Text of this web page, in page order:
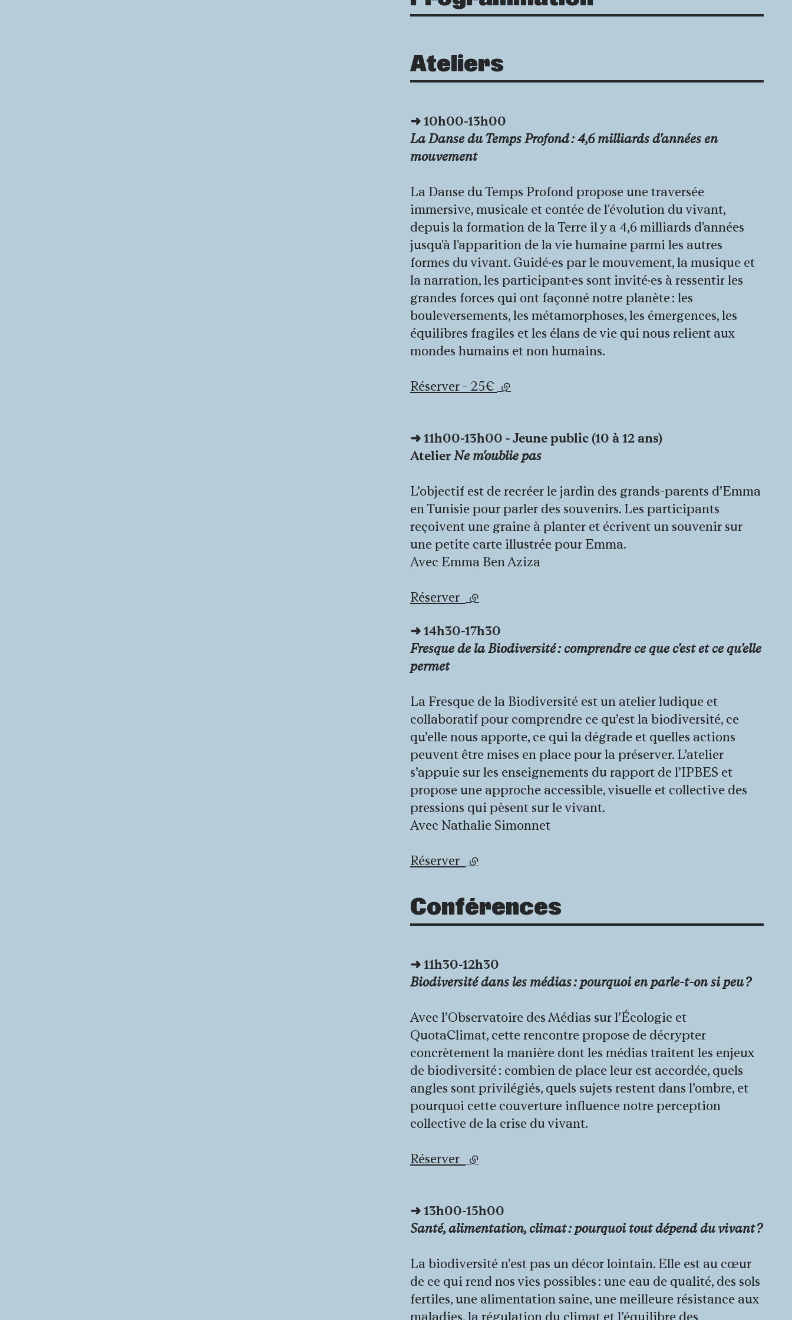
Ateliers
➜10h00-13h00
La Danse du Temps Profond : 4,6 milliards d'années en
mouvement
La Danse du Temps Profond propose une traversée
immersive, musicale et contée de l'évolution du vivant,
depuis la formation de la Terre il y a 4,6 milliards d'années
jusqu'à l'apparition de la vie humaine parmi les autres
formes du vivant. Guidé·es par le mouvement, la musique et
la narration, les participant·es sont invité·es à ressentir les
grandes forces qui ont façonné notre planète : les
bouleversements, les métamorphoses, les émergences, les
équilibres fragiles et les élans de vie qui nous relient aux
mondes humains et non humains.
Réserver - 25€ (lien externe)
➜11h00-13h00 -Jeune public (10 à 12 ans)
AtelierNe m'oublie pas
L’objectif est de recréer le jardin des grands-parents d’Emma
en Tunisie pour parler des souvenirs. Les participants
reçoivent une graine à planter et écrivent un souvenir sur
une petite carte illustrée pour Emma.
Avec Emma Ben Aziza
Réserver (lien externe)
➜14h30-17h30
Fresque de la Biodiversité : comprendre ce que c'est et ce qu'elle
permet
La Fresque de la Biodiversité est un atelier ludique et
collaboratif pour comprendre ce qu’est la biodiversité, ce
qu’elle nous apporte, ce qui la dégrade et quelles actions
peuvent être mises en place pour la préserver. L’atelier
s’appuie sur les enseignements du rapport de l’IPBES et
propose une approche accessible, visuelle et collective des
pressions qui pèsent sur le vivant.
Avec Nathalie Simonnet
Réserver (lien externe)
Conférences
➜11h30-12h30
Biodiversité dans les médias : pourquoi en parle-t-on si peu ?
Avec l’Observatoire des Médias sur l’Écologie et
QuotaClimat, cette rencontre propose de décrypter
concrètement la manière dont les médias traitent les enjeux
de biodiversité : combien de place leur est accordée, quels
angles sont privilégiés, quels sujets restent dans l’ombre, et
pourquoi cette couverture influence notre perception
collective de la crise du vivant.
Réserver (lien externe)
➜13h00-15h00
Santé, alimentation, climat : pourquoi tout dépend du vivant ?
La biodiversité n’est pas un décor lointain. Elle est au cœur
de ce qui rend nos vies possibles : une eau de qualité, des sols
fertiles, une alimentation saine, une meilleure résistance aux
maladies, la régulation du climat et l’équilibre des